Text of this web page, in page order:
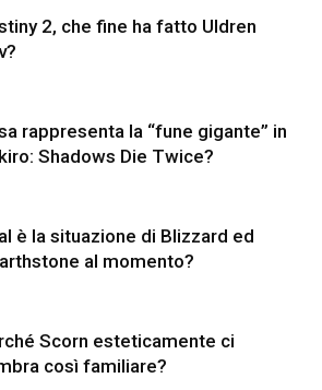
2, che fine ha fatto Uldren
rappresenta la “fune gigante” in
Shadows Die Twice?
è la situazione di Blizzard ed
al momento?
Scorn esteticamente ci
così familiare?